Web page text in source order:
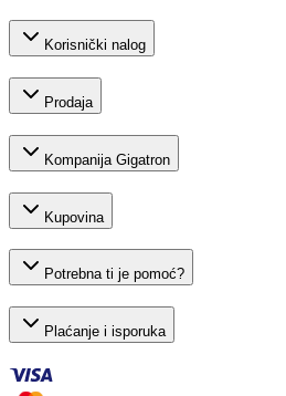
Korisnički nalog
Prodaja
Kompanija Gigatron
Kupovina
Potrebna ti je pomoć?
Plaćanje i isporuka